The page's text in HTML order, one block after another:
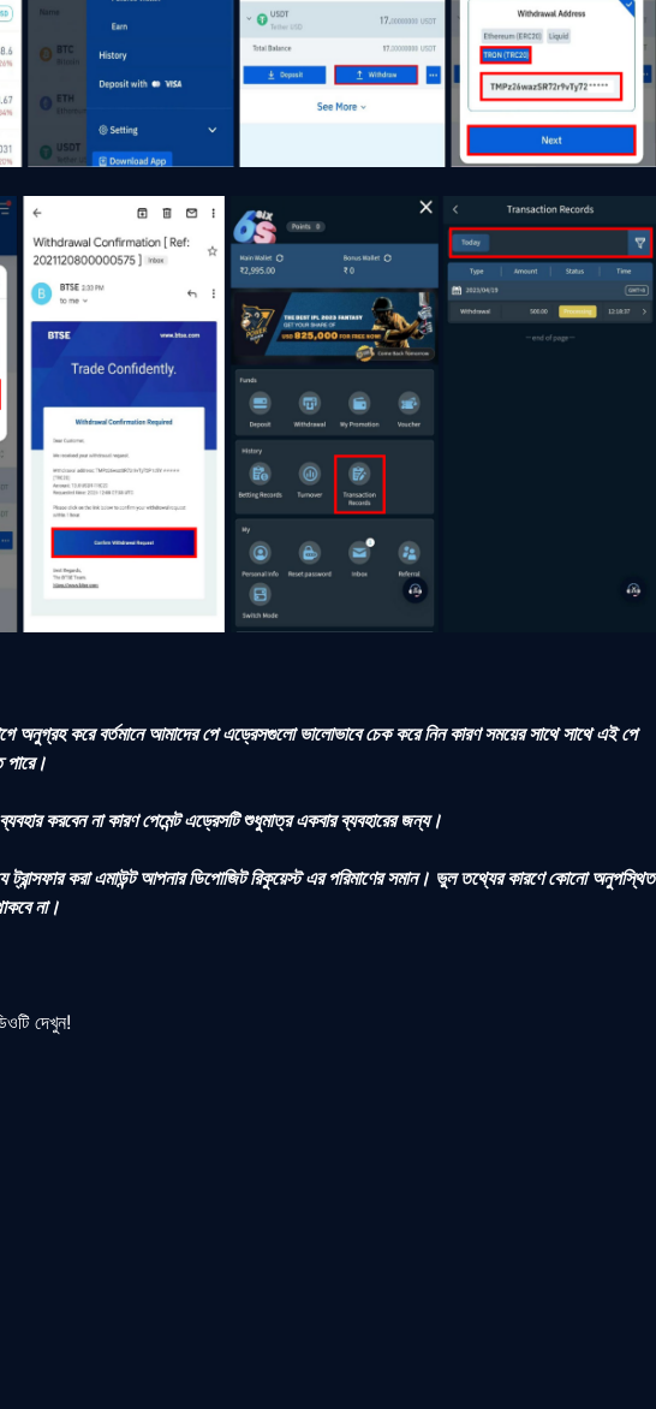
অনুগ্রহ করে বর্তমানে আমাদের পে এড্রেসগুলো ভালোভাবে চেক করে নিন কারণ সময়ের সাথে সাথে এই পে
পারে।
করবেন না কারণ পেমেন্ট এড্রেসটি শুধুমাত্র একবার ব্যবহারের জন্য।
করা এমাউন্ট আপনার ডিপোজিট রিকুয়েস্ট এর পরিমাণের সমান। ভুল তথ্যের কারণে কোনো অনুপস্থিত
না।
দেখুন!